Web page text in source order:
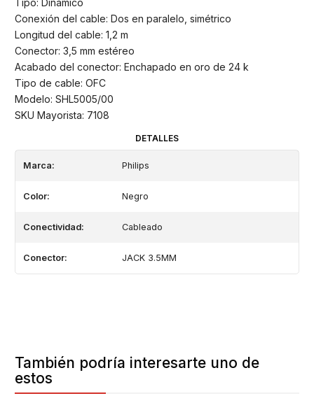
Tipo: Dinámico
Conexión del cable: Dos en paralelo, simétrico
Longitud del cable: 1,2 m
Conector: 3,5 mm estéreo
Acabado del conector: Enchapado en oro de 24 k
Tipo de cable: OFC
Modelo: SHL5005/00
SKU Mayorista: 7108
DETALLES
Marca: Philips
Color: Negro
Conectividad: Cableado
Conector: JACK 3.5MM
También podría interesarte uno de
estos